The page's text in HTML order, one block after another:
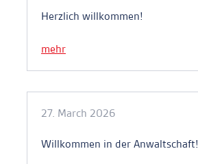
Herzlich willkommen!
mehr
27. March 2026
Willkommen in der Anwaltschaft!